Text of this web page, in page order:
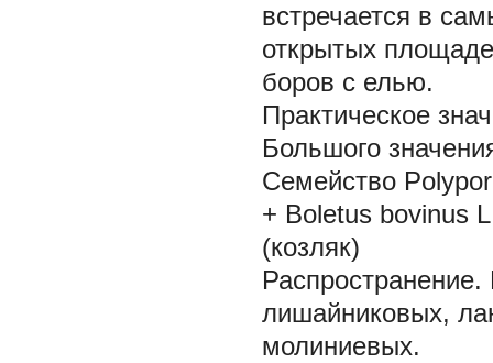
встречается в
открытых
боров с елью.
Практическое
Большого
Семейство
+ Boletus bovinus
(козляк)
Распространение.
лишайниковых,
молиниевых.